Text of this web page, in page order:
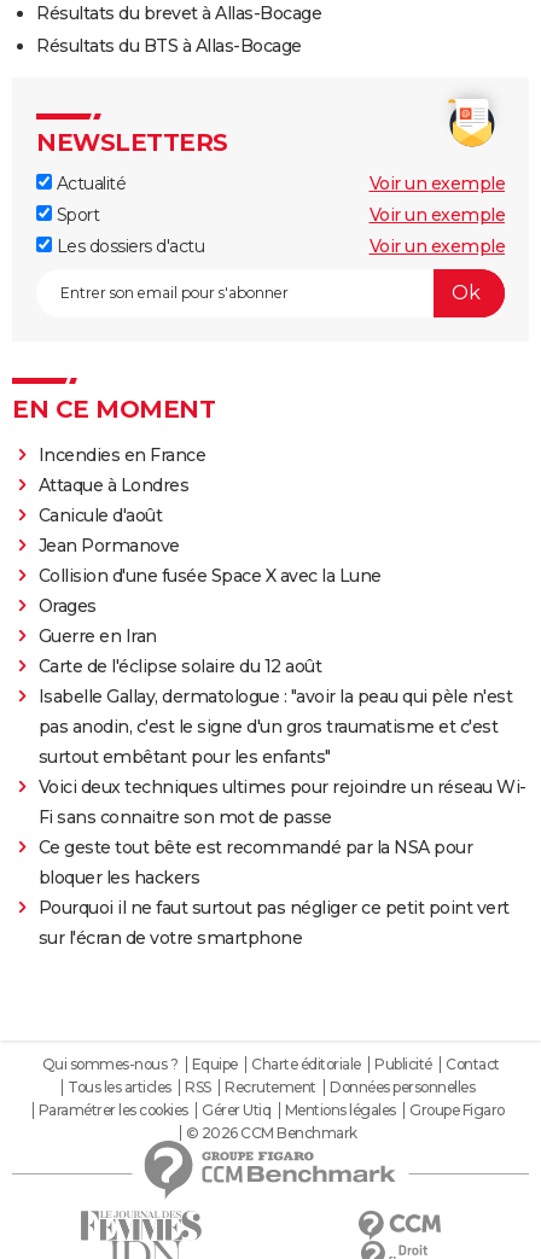
Résultats du brevet à Allas-Bocage
Résultats du BTS à Allas-Bocage
NEWSLETTERS
Actualité
Voir un exemple
Sport
Voir un exemple
Les dossiers d'actu
Voir un exemple
EN CE MOMENT
Incendies en France
Attaque à Londres
Canicule d'août
Jean Pormanove
Collision d'une fusée Space X avec la Lune
Orages
Guerre en Iran
Carte de l'éclipse solaire du 12 août
Isabelle Gallay, dermatologue : "avoir la peau qui pèle n'est
pas anodin, c'est le signe d'un gros traumatisme et c'est
surtout embêtant pour les enfants"
Voici deux techniques ultimes pour rejoindre un réseau Wi-
Fi sans connaitre son mot de passe
Ce geste tout bête est recommandé par la NSA pour
bloquer les hackers
Pourquoi il ne faut surtout pas négliger ce petit point vert
sur l'écran de votre smartphone
Qui sommes-nous ? Equipe Charte éditoriale Publicité
Contact
Tous les articles
RSS Recrutement
Données personnelles
Paramétrer les cookies
Gérer Utiq Mentions légales
Groupe Figaro
© 2026 CCM Benchmark